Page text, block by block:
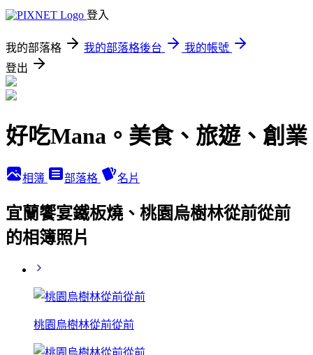
登入
我的部落格 我的部落格後台
我的帳號
登出
好吃Mana。美食、旅遊、創業
相簿 部落格 名片
宜蘭饗宴鐵板燒、桃園烏樹林從前從前
的相簿照片
桃園烏樹林從前從前